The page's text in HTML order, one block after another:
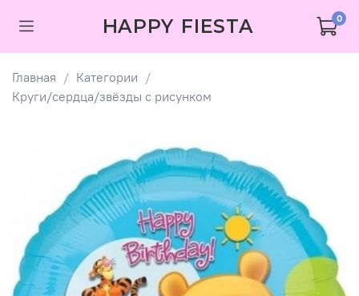
HAPPY FIESTA 0
Главная
Категории
Круги/сердца/звёзды с рисунком